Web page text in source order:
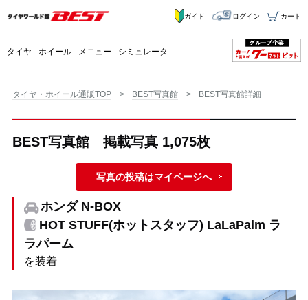
タイヤ ホイール メニュー シミュレータ
ガイド ログイン カート
タイヤ・ホイール通販TOP BEST写真館 BEST写真館詳細
BEST写真館 掲載写真 1,075枚
写真の投稿はマイページへ
ホンダ N-BOX
HOT STUFF(ホットスタッフ) LaLaPalm ラ
ラパーム
を装着